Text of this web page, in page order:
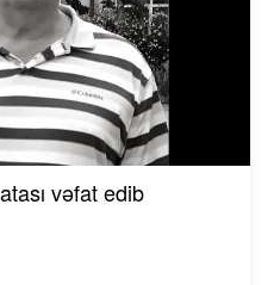
vəfat edib